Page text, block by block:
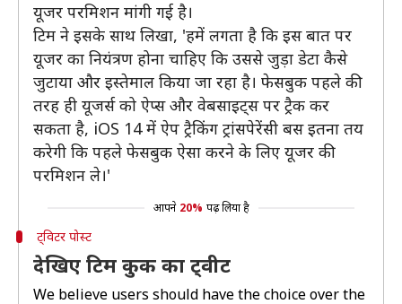
यूजर परमिशन मांगी गई है।
टिम ने इसके साथ लिखा, 'हमें लगता है कि इस बात पर
यूजर का नियंत्रण होना चाहिए कि उससे जुड़ा डेटा कैसे
जुटाया और इस्तेमाल किया जा रहा है। फेसबुक पहले की
तरह ही यूजर्स को ऐप्स और वेबसाइट्स पर ट्रैक कर
सकता है, iOS 14 में ऐप ट्रैकिंग ट्रांसपेरेंसी बस इतना तय
करेगी कि पहले फेसबुक ऐसा करने के लिए यूजर की
परमिशन ले।'
आपने 20% पढ़ लिया है
ट्विटर पोस्ट
देखिए टिम कुक का ट्वीट
We believe users should have the choice over the